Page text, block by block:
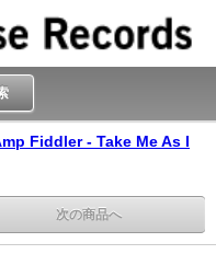
Fiddler - Take Me As I
次の商品へ